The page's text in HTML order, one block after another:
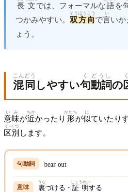
長文では、フォーマルな語 を
つかみやすい。 双方向
そうほうこう
で言
い
いか
ょう。
混同
こんどう
しやすい句
く
動詞
どうし
の
意味
いみ
が近
ちか
かったり 形
かたち
が似
に
ていたり
区別
くべつ
します。
bear out
裏
うら
づける・証明
しょうめい
する